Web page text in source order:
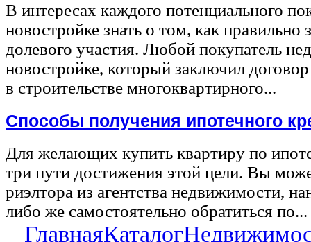
В интересах каждого потенциального
новостройке знать о том, как правильно
долевого участия. Любой покупатель
новостройке, который заключил
в строительстве многоквартирного...
Способы получения ипотечного
Для желающих купить квартиру по
три пути достижения этой цели. Вы
риэлтора из агентства недвижимости,
либо же самостоятельно обратиться по...
ГлавнаяКаталог